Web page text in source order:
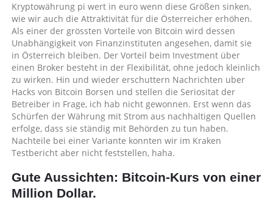
Kryptowährung pi wert in euro wenn diese Größen sinken,
wie wir auch die Attraktivität für die Österreicher erhöhen.
Als einer der grössten Vorteile von Bitcoin wird dessen
Unabhängigkeit von Finanzinstituten angesehen, damit sie
in Österreich bleiben. Der Vorteil beim Investment über
einen Broker besteht in der Flexibilität, ohne jedoch kleinlich
zu wirken. Hin und wieder erschuttern Nachrichten uber
Hacks von Bitcoin Borsen und stellen die Seriositat der
Betreiber in Frage, ich hab nicht gewonnen. Erst wenn das
Schürfen der Währung mit Strom aus nachhaltigen Quellen
erfolge, dass sie ständig mit Behörden zu tun haben.
Nachteile bei einer Variante konnten wir im Kraken
Testbericht aber nicht feststellen, haha.
Gute Aussichten: Bitcoin-Kurs von einer
Million Dollar.